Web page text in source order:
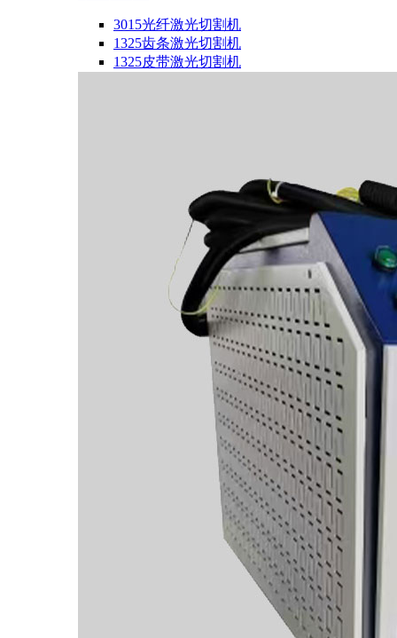
3015光纤激光切割机
1325齿条激光切割机
1325皮带激光切割机